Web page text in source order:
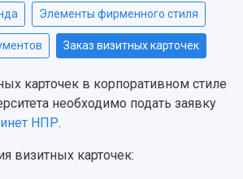
деятельность
Элементы фирменного стиля
Заказ визитных карточек
карточек в корпоративном стиле
необходимо подать заявку
НПР.
визитных карточек: